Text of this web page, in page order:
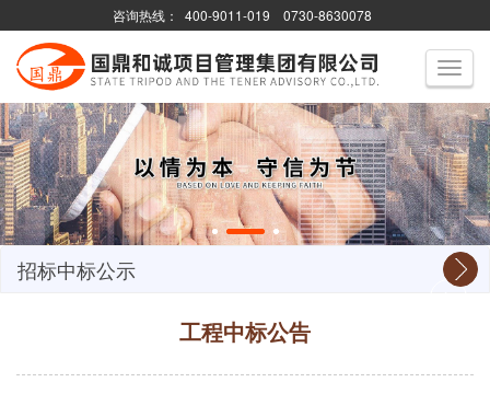
咨询热线： 400-9011-019 0730-8630078
招标中标公示
工程中标公告
Toggle